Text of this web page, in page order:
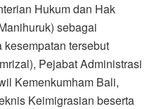
Hukum dan Hak
sebagai
tersebut
Pejabat Administrasi
Kemenkumham Bali,
Keimigrasian beserta